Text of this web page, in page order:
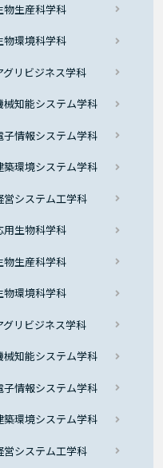
生産科学科
環境科学科
リビジネス学科
知能システム学科
情報システム学科
環境システム学科
システム工学科
生物科学科
生産科学科
環境科学科
リビジネス学科
知能システム学科
情報システム学科
環境システム学科
システム工学科